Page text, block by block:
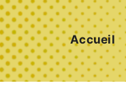
Accueil